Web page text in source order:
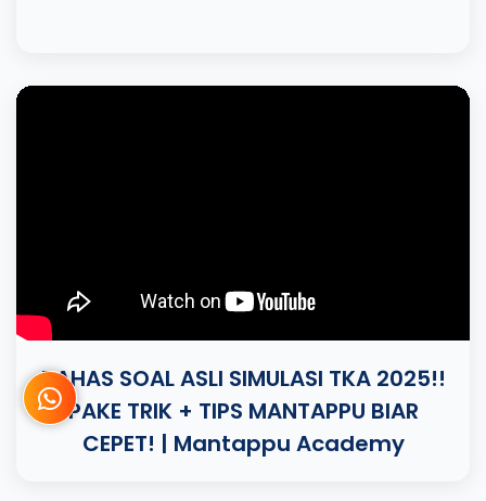
BAHAS SOAL ASLI SIMULASI TKA 2025!!
PAKE TRIK + TIPS MANTAPPU BIAR
CEPET! | Mantappu Academy